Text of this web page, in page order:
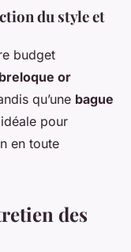
du style et
budget
or
qu’une bague
pour
en toute
des